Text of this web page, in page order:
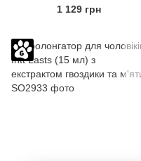
створює невидиму плівку, що
1 129 грн